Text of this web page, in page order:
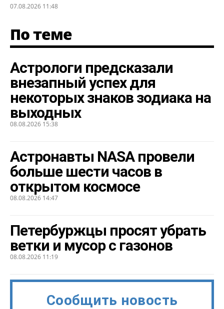
07.08.2026 11:48
По теме
Астрологи предсказали
внезапный успех для
некоторых знаков зодиака на
выходных
08.08.2026 15:38
Астронавты NASA провели
больше шести часов в
открытом космосе
08.08.2026 14:47
Петербуржцы просят убрать
ветки и мусор с газонов
08.08.2026 11:19
Сообщить новость